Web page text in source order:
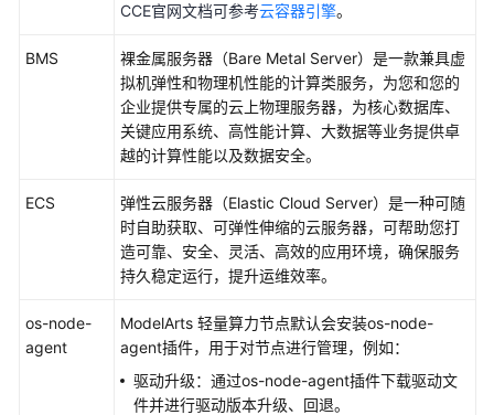
算
CCE官网文档可参考云容器引擎。
BMS
裸金属服务器（Bare Metal Server）是一款兼具虚
拟机弹性和物理机性能的计算类服务，为您和您的
企业提供专属的云上物理服务器，为核心数据库、
关键应用系统、高性能计算、大数据等业务提供卓
越的计算性能以及数据安全。
ECS
弹性云服务器（Elastic Cloud Server）是一种可随
时自助获取、可弹性伸缩的云服务器，可帮助您打
造可靠、安全、灵活、高效的应用环境，确保服务
持久稳定运行，提升运维效率。
os-node-
agent
ModelArts 轻量算力节点默认会安装os-node-
agent插件，用于对节点进行管理，例如：
驱动升级：通过os-node-agent插件下载驱动文
件并进行驱动版本升级、回退。